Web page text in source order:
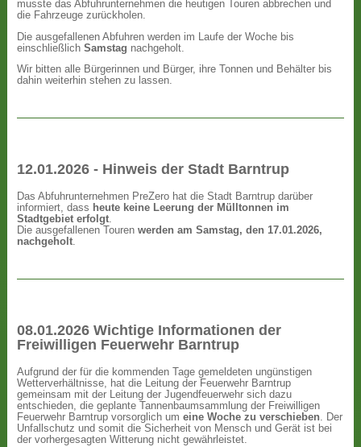
musste das Abfuhrunternehmen die heutigen Touren abbrechen und
die Fahrzeuge zurückholen.
Die ausgefallenen Abfuhren werden im Laufe der Woche bis
einschließlichSamstag nachgeholt.
Wir bitten alle Bürgerinnen und Bürger, ihre Tonnen und Behälter bis
dahin weiterhin stehen zu lassen.
12.01.2026 - Hinweis der Stadt Barntrup
Das Abfuhrunternehmen PreZero hat die Stadt Barntrup darüber
informiert, dass heute keine Leerung der Mülltonnen im
Stadtgebiet erfolgt.
Die ausgefallenen Tourenwerden am Samstag, den 17.01.2026,
nachgeholt.
08.01.2026 Wichtige Informationen der
Freiwilligen Feuerwehr Barntrup
Aufgrund der für die kommenden Tage gemeldeten ungünstigen
Wetterverhältnisse, hat die Leitung der Feuerwehr Barntrup
gemeinsam mit der Leitung der Jugendfeuerwehr sich dazu
entschieden, die geplante Tannenbaumsammlung der Freiwilligen
Feuerwehr Barntrup vorsorglich umeine Woche zu verschieben. Der
Unfallschutz und somit die Sicherheit von Mensch und Gerät ist bei
der vorhergesagten Witterung nicht gewährleistet.